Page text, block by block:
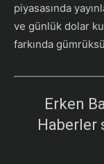
piyasasında
ve günlük dolar
farkında
Erken
Haberler